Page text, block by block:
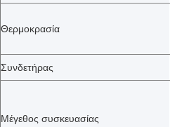
Θερμοκρασία
Συνδετήρας
Μέγεθος συσκευασίας